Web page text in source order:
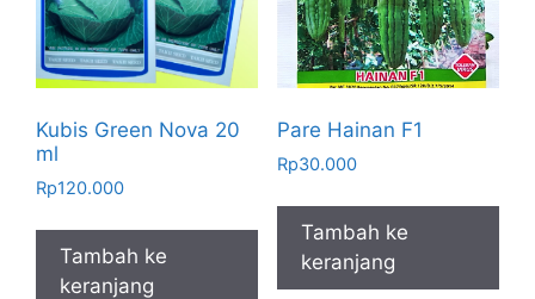
Kubis Green Nova 20
ml
Rp120.000
Tambah ke
keranjang
Pare Hainan F1
Rp30.000
Tambah ke
keranjang